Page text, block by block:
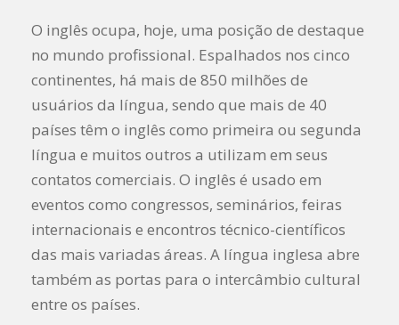
O inglês ocupa, hoje, uma posição de destaque
no mundo profissional. Espalhados nos cinco
continentes, há mais de 850 milhões de
usuários da língua, sendo que mais de 40
países têm o inglês como primeira ou segunda
língua e muitos outros a utilizam em seus
contatos comerciais. O inglês é usado em
eventos como congressos, seminários, feiras
internacionais e encontros técnico-científicos
das mais variadas áreas. A língua inglesa abre
também as portas para o intercâmbio cultural
entre os países.